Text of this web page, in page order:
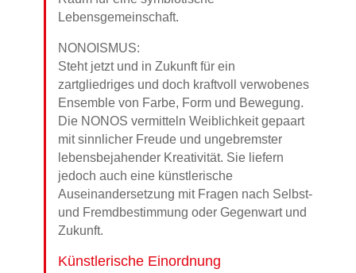
Lebensgemeinschaft.
NONOISMUS:
Steht jetzt und in Zukunft für ein
zartgliedriges und doch kraftvoll verwobenes
Ensemble von Farbe, Form und Bewegung.
Die NONOS vermitteln Weiblichkeit gepaart
mit sinnlicher Freude und ungebremster
lebensbejahender Kreativität. Sie liefern
jedoch auch eine künstlerische
Auseinandersetzung mit Fragen nach Selbst-
und Fremdbestimmung oder Gegenwart und
Zukunft.
Künstlerische Einordnung